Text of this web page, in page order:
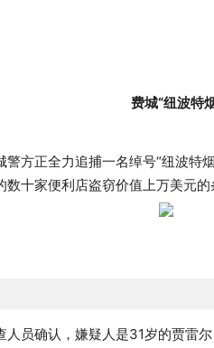
费城“纽波特
警方正全力追捕一名绰号“纽波
数十家便利店盗窃价值上万美元的
人员确认，嫌疑人是31岁的贾雷